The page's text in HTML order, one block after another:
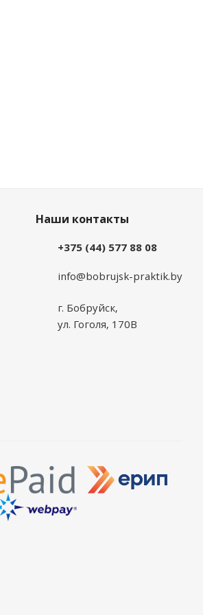
Наши контакты
+375 (44) 577 88 08
info@bobrujsk-praktik.by
г. Бобруйск,
ул. Гоголя, 170В